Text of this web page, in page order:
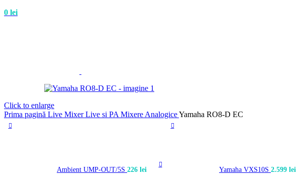
0 lei
Click to enlarge
Prima pagină Live Mixer Live si PA Mixere AnalogiceYamaha RO8-D EC
Ambient UMP-OUT/5S 226 lei Yamaha VXS10S 2.599 lei